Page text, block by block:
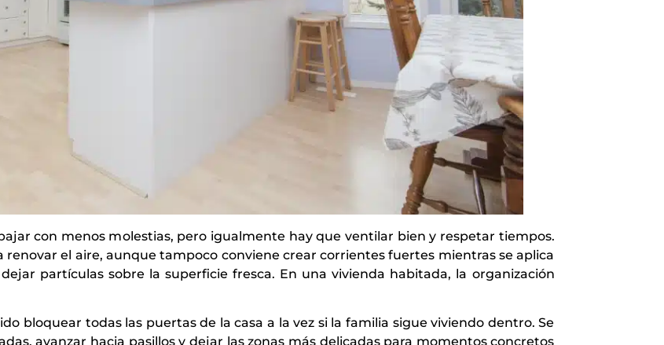
con menos molestias, pero igualmente hay que ventilar bien y respetar tiempos.
el aire, aunque tampoco conviene crear corrientes fuertes mientras se aplica
partículas sobre la superficie fresca. En una vivienda habitada, la organización
bloquear todas las puertas de la casa a la vez si la familia sigue viviendo dentro. Se
avanzar hacia pasillos y dejar las zonas más delicadas para momentos concretos